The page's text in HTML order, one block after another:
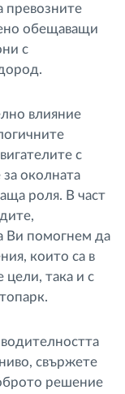
превозните
обещаващи
с
влияние
с
околната
роля. В част
Ви помогнем да
които са в
цели, така и с
свържете
решение